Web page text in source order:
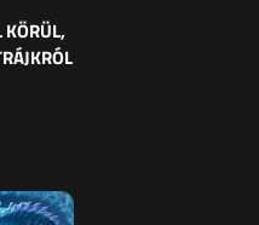
KÖRÜL,